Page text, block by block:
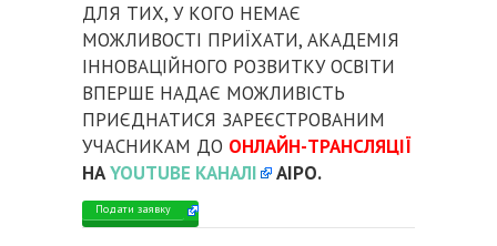
ДЛЯ ТИХ, У КОГО НЕМАЄ
МОЖЛИВОСТІ ПРИЇХАТИ, АКАДЕМІЯ
ІННОВАЦІЙНОГО РОЗВИТКУ ОСВІТИ
ВПЕРШЕ НАДАЄ МОЖЛИВІСТЬ
ПРИЄДНАТИСЯ ЗАРЕЄСТРОВАНИМ
УЧАСНИКАМ ДО ОНЛАЙН-ТРАНСЛЯЦІЇ
НАYOUTUBE КАНАЛІ АІРО.
Подати заявку